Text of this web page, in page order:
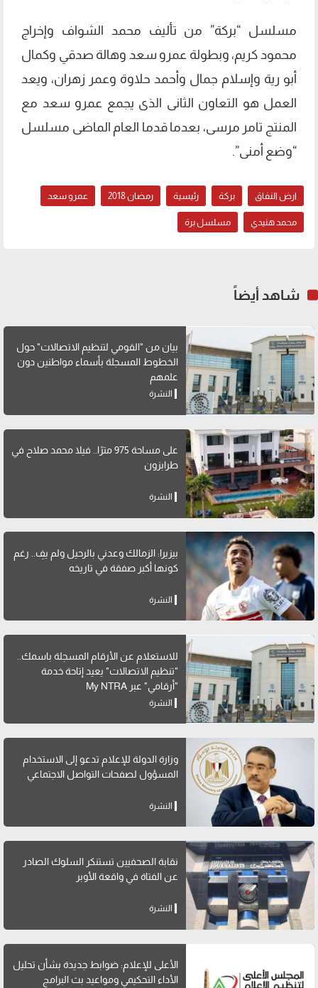
مسلسل “بركة” من تأليف محمد الشواف وإخراج
محمود كريم، وبطولة عمرو سعد وهالة صدقي وكمال
أبو رية وإسلام جمال وأحمد حلاوة وعمر زهران، ويعد
العمل هو التعاون الثانى الذى يجمع عمرو سعد مع
المنتج تامر مرسى، بعدما قدما العام الماضى مسلسل
“وضع أمنى”.
ارض النفاق بركة رئيسية رمضان 2018 عمرو سعد
محمد هنيدي مسلسل برة
شاهد أيضاً
بيان من "القومي لتنظيم الاتصالات" حول
الخطوط المسجلة بأسماء مواطنين دون
علمهم
النشرة
على مساحة 975 مترًا.. فيلا محمد صلاح في
طرابزون
النشرة
بيزيرا: الزمالك وعدني بالرحيل ولم يفِ.. رغم
كونها أكبر صفقة في تاريخه
النشرة
للاستعلام عن الأرقام المسجلة باسمك..
"تنظيم الاتصالات" يعيد إتاحة خدمة
"أرقامي" عبر My NTRA
النشرة
وزارة الدولة للإعلام تدعو إلى الاستخدام
المسؤول لصفحات التواصل الاجتماعي
النشرة
نقابة الصحفيين تستنكر السلوك الصادر
عن الفتاة في واقعة الأوبر
النشرة
الأعلى للإعلام: ضوابط جديدة بشأن تحليل
الأداء التحكيمي ومواعيد بث البرامج